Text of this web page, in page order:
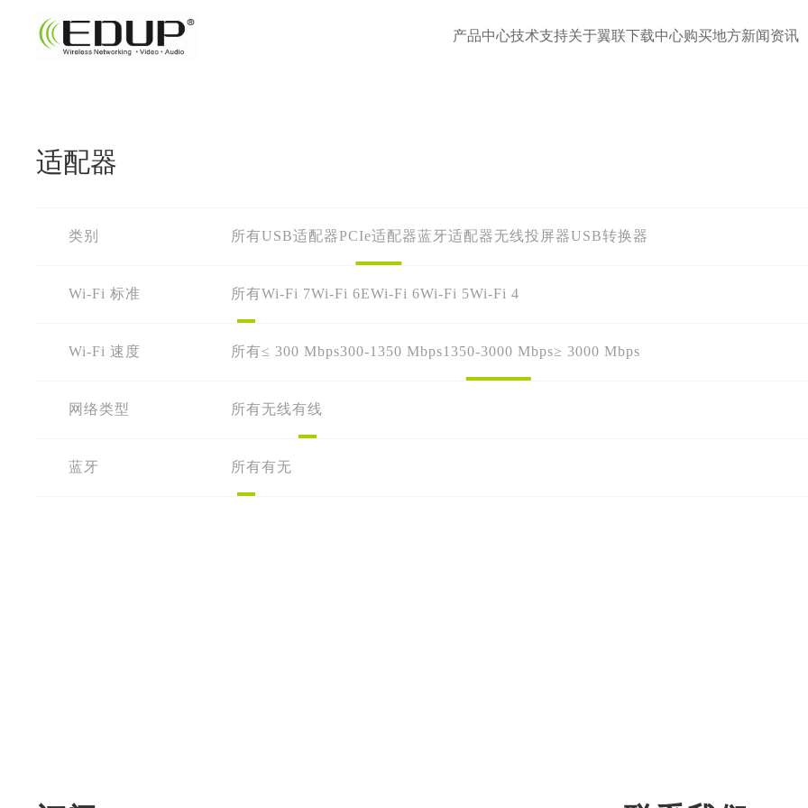
产品中心技术支持关于翼联下载中心购买地方新闻资讯
适配器
类别 所有USB适配器PCIe适配器蓝牙适配器无线投屏器USB转换器
Wi-Fi 标准 所有Wi-Fi 7Wi-Fi 6EWi-Fi 6Wi-Fi 5Wi-Fi 4
Wi-Fi 速度 所有≤ 300 Mbps300-1350 Mbps1350-3000 Mbps≥ 3000 Mbps
网络类型 所有无线有线
蓝牙 所有有无